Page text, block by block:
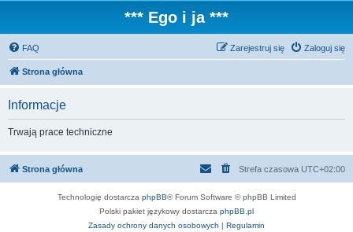
*** Ego i ja ***
FAQ Zaloguj się
Zarejestruj się
Strona główna
Informacje
Trwają prace techniczne
Strona główna Strefa czasowa UTC+02:00
Technologię dostarcza phpBB® Forum Software © phpBB Limited
Polski pakiet językowy dostarcza phpBB.pl
Zasady ochrony danych osobowych | Regulamin